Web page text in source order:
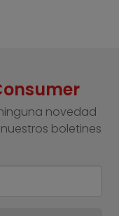
novedad
nuestros boletines